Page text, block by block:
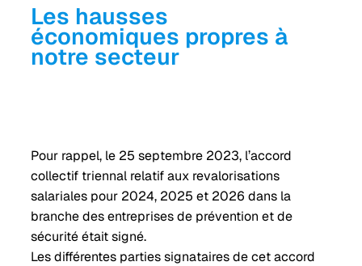
Les hausses
économiques propres à
notre secteur
Pour rappel, le 25 septembre 2023, l’accord
collectif triennal relatif aux revalorisations
salariales pour 2024, 2025 et 2026 dans la
branche des entreprises de prévention et de
sécurité était signé.
Les différentes parties signataires de cet accord